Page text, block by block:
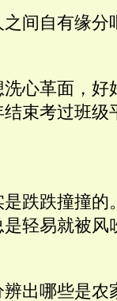
间自有缘分
心革面，好
束考过班级
跌跌撞撞的
轻易就被风
出哪些是农